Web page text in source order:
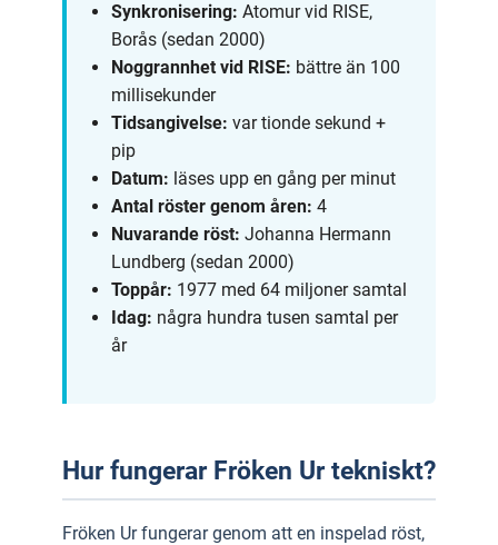
Synkronisering: Atomur vid RISE,
Borås (sedan 2000)
Noggrannhet vid RISE: bättre än 100
millisekunder
Tidsangivelse: var tionde sekund +
pip
Datum: läses upp en gång per minut
Antal röster genom åren: 4
Nuvarande röst: Johanna Hermann
Lundberg (sedan 2000)
Toppår: 1977 med 64 miljoner samtal
Idag: några hundra tusen samtal per
år
Hur fungerar Fröken Ur tekniskt?
Fröken Ur fungerar genom att en inspelad röst,